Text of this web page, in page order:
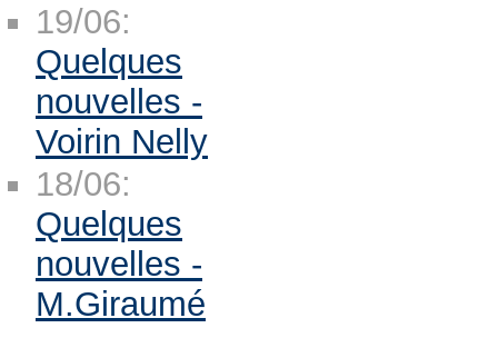
19/06:
Quelques
nouvelles -
Voirin Nelly
18/06:
Quelques
nouvelles -
M.Giraumé